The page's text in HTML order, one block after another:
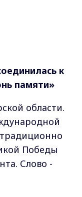
к
памяти»
области.
Победы
Слово -